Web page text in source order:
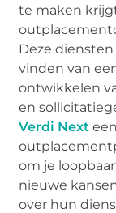
te maken
Deze
vinden van
ontwikkelen
en
Verdi Next
om je
nieuwe
over hun